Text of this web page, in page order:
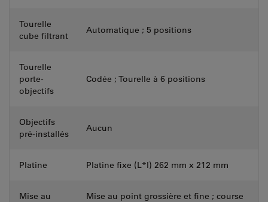
Tourelle
cube filtrant
Automatique ; 5 positions
Tourelle
porte-
objectifs
Codée ; Tourelle à 6 positions
Objectifs
pré-installés
Aucun
Platine Platine fixe (L*l) 262 mm x 212 mm
Mise au
Mise au point grossière et fine ; course